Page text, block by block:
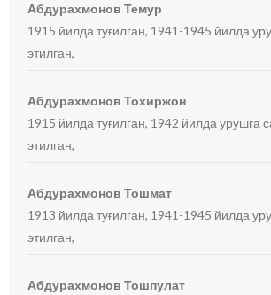
Абдурахмонов Темур
1915 йилда туғилган, 1941-1945 йилда
этилган,
Абдурахмонов Тохиржон
1915 йилда туғилган, 1942 йилда урушга
этилган,
Абдурахмонов Тошмат
1913 йилда туғилган, 1941-1945 йилда
этилган,
Абдурахмонов Тошпулат